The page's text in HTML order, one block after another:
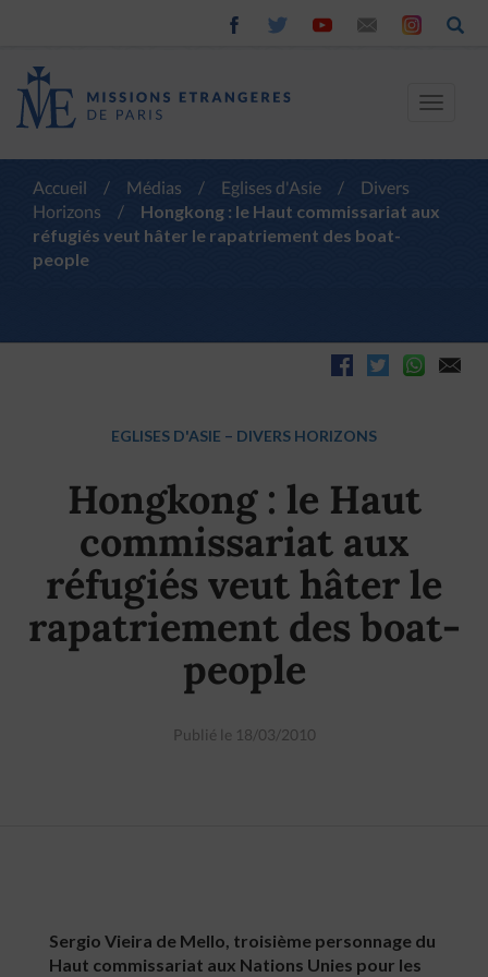
Toggle
Accueil / Médias / Eglises d'Asie /
Divers
Horizons
/
Hongkong : le Haut commissariat aux
réfugiés veut hâter le rapatriement des boat-
people
EGLISES D'ASIE – DIVERS HORIZONS
Hongkong : le Haut
commissariat aux
réfugiés veut hâter le
rapatriement des boat-
people
Publié le 18/03/2010
Sergio Vieira de Mello, troisième personnage du
Haut commissariat aux Nations Unies pour les